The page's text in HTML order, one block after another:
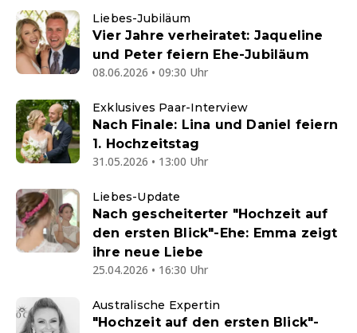
Liebes-Jubiläum
Vier Jahre verheiratet: Jaqueline
und Peter feiern Ehe-Jubiläum
08.06.2026 • 09:30 Uhr
Exklusives Paar-Interview
Nach Finale: Lina und Daniel feiern
1. Hochzeitstag
31.05.2026 • 13:00 Uhr
Liebes-Update
Nach gescheiterter "Hochzeit auf
den ersten Blick"-Ehe: Emma zeigt
ihre neue Liebe
25.04.2026 • 16:30 Uhr
Australische Expertin
"Hochzeit auf den ersten Blick"-